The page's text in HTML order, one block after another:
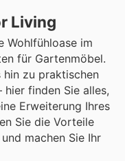
Living
Wohlfühloase im
für Gartenmöbel.
zu praktischen
hier finden Sie alles,
Erweiterung Ihres
Sie die Vorteile
machen Sie Ihr